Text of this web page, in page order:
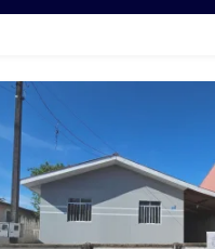
128,50 metros
e segurança, ideal para
de vida. Entre em contato para
e agende uma